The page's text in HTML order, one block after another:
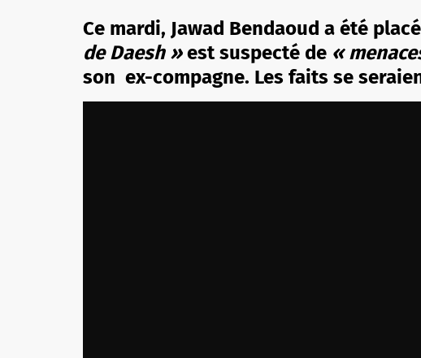
Ce mardi, Jawad Bendaoud a été
de Daesh »est suspecté de «
son ex-compagne. Les faits se